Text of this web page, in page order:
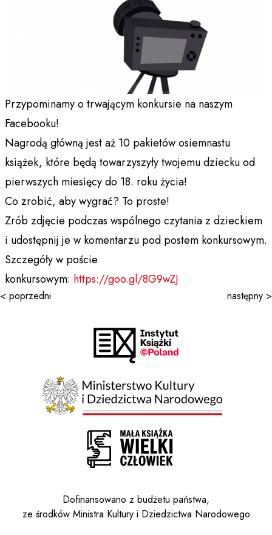
Przypominamy o trwającym konkursie na naszym
Facebooku!
Nagrodą główną jest aż 10 pakietów osiemnastu
książek, które będą towarzyszyły twojemu dziecku od
pierwszych miesięcy do 18. roku życia!
Co zrobić, aby wygrać? To proste!
Zrób zdjęcie podczas wspólnego czytania z dzieckiem
i udostępnij je w komentarzu pod postem konkursowym.
Szczegóły w poście
konkursowym: https://goo.gl/8G9wZJ
< poprzedni następny >
Dofinansowano z budżetu państwa,
ze środków Ministra Kultury i Dziedzictwa Narodowego